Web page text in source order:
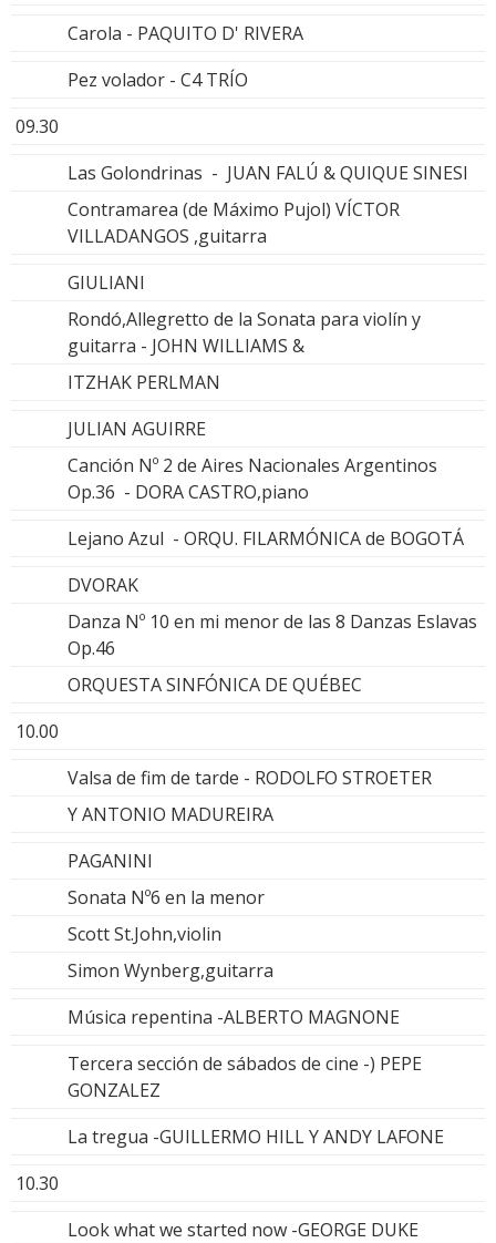
Carola - PAQUITO D' RIVERA
Pez volador - C4 TRÍO
09.30
Las Golondrinas - JUAN FALÚ & QUIQUE SINESI
Contramarea (de Máximo Pujol) VÍCTOR
VILLADANGOS ,guitarra
GIULIANI
Rondó,Allegretto de la Sonata para violín y
guitarra - JOHN WILLIAMS &
ITZHAK PERLMAN
JULIAN AGUIRRE
Canción Nº 2 de Aires Nacionales Argentinos
Op.36 - DORA CASTRO,piano
Lejano Azul - ORQU. FILARMÓNICA de BOGOTÁ
DVORAK
Danza Nº 10 en mi menor de las 8 Danzas Eslavas
Op.46
ORQUESTA SINFÓNICA DE QUÉBEC
10.00
Valsa de fim de tarde - RODOLFO STROETER
Y ANTONIO MADUREIRA
PAGANINI
Sonata Nº6 en la menor
Scott St.John,violin
Simon Wynberg,guitarra
Música repentina -ALBERTO MAGNONE
Tercera sección de sábados de cine -) PEPE
GONZALEZ
La tregua -GUILLERMO HILL Y ANDY LAFONE
10.30
Look what we started now -GEORGE DUKE